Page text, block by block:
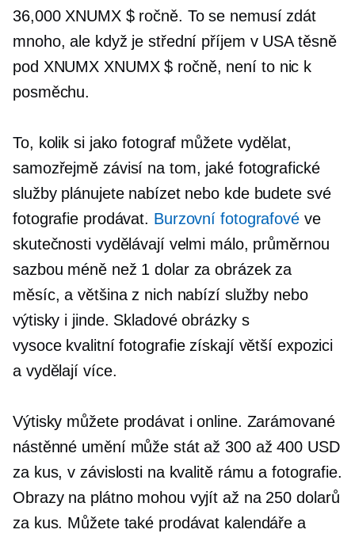
36,000 XNUMX $ ročně. To se nemusí zdát
mnoho, ale když je střední příjem v USA těsně
pod XNUMX XNUMX $ ročně, není to nic k
posměchu.
To, kolik si jako fotograf můžete vydělat,
samozřejmě závisí na tom, jaké fotografické
služby plánujete nabízet nebo kde budete své
fotografie prodávat. Burzovní fotografovéve
skutečnosti vydělávají velmi málo, průměrnou
sazbou méně než 1 dolar za obrázek za
měsíc, a většina z nich nabízí služby nebo
výtisky i jinde. Skladové obrázky s
vysoce kvalitnífotografie získají větší expozici
a vydělají více.
Výtisky můžete prodávat i online. Zarámované
nástěnné umění může stát až 300 až 400 USD
za kus, v závislosti na kvalitě rámu a fotografie.
Obrazy na plátno mohou vyjít až na 250 dolarů
za kus. Můžete také prodávat kalendáře a